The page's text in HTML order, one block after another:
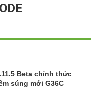
Beta chính thức
súng mới G36C